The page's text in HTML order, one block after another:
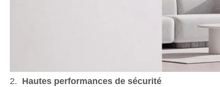
2. Hautes performances de sécurité